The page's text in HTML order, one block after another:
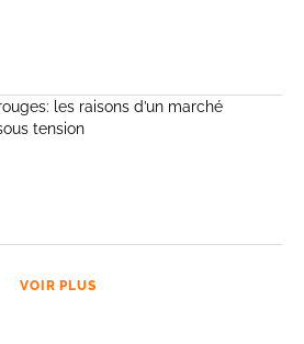
les raisons d’un marché
tension
VOIR PLUS